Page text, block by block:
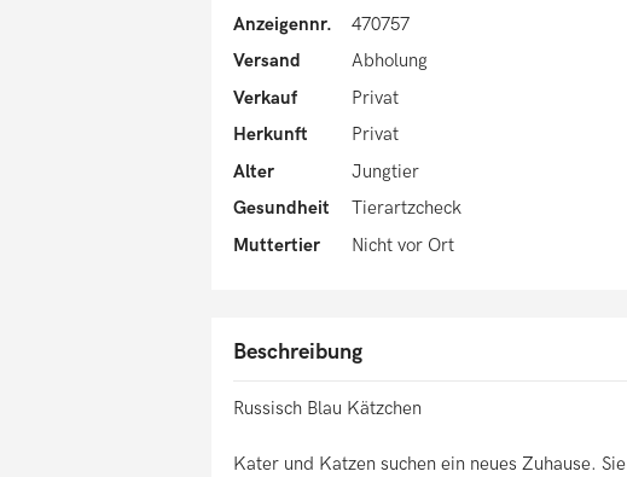
Anzeigennr.
470757
Versand
Abholung
Verkauf
Privat
Herkunft
Privat
Alter
Jungtier
Gesundheit
Tierartzcheck
Muttertier
Nicht vor Ort
Beschreibung
Russisch Blau Kätzchen
Kater und Katzen suchen ein neues Zuhause.